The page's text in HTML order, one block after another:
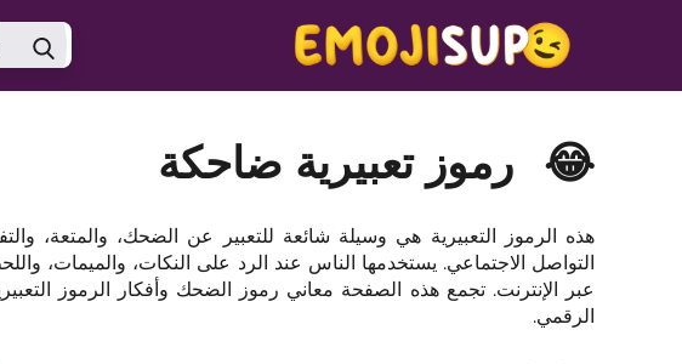
😂 رموز تعبيرية ضاحكة
هذه الرموز التعبيرية هي وسيلة شائعة للتعبير عن الضحك، والمتعة،
التواصل الاجتماعي. يستخدمها الناس عند الرد على النكات، والميمات،
عبر الإنترنت. تجمع هذه الصفحة معاني رموز الضحك وأفكار الرموز
الرقمي.